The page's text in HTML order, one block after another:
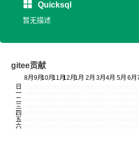
Quicksql
暂无描述
gitee贡献